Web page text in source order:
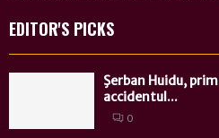
EDITOR'S PICKS
Şerban Huidu,
accidentul...
0